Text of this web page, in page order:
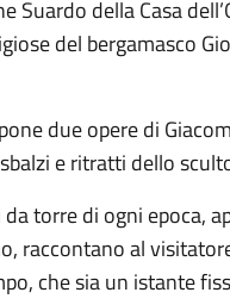
Suardo della Casa
del bergamasco
due opere di
e ritratti dello
torre di ogni epoca,
raccontano al
che sia un istante